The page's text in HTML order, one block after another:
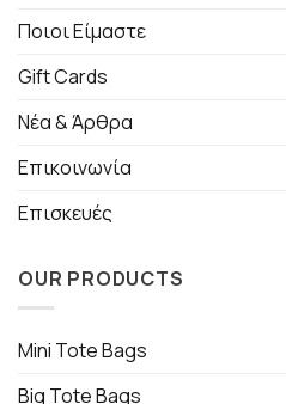
Ποιοι Είμαστε
Gift Cards
Νέα & Άρθρα
Επικοινωνία
Επισκευές
OUR PRODUCTS
Mini Tote Bags
Big Tote Bags